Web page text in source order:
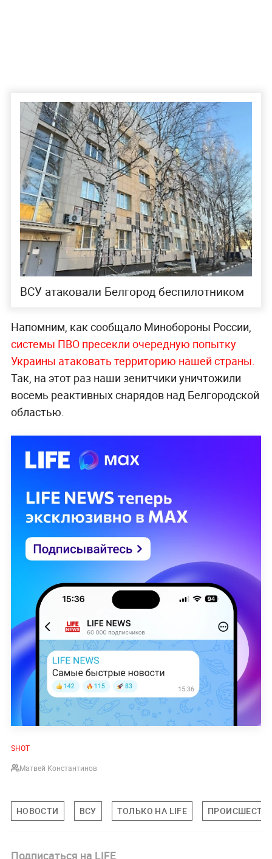
ВСУ атаковали Белгород беспилотником
Напомним, как сообщало Минобороны России,
системы ПВО пресекли очередную попытку
Украины атаковать территорию нашей страны.
Так, на этот раз наши зенитчики уничтожили
восемь реактивных снарядов над Белгородской
областью.
SHOT
Матвей Константинов
НОВОСТИ ВСУ ТОЛЬКО НА LIFE
Подписаться на LIFE